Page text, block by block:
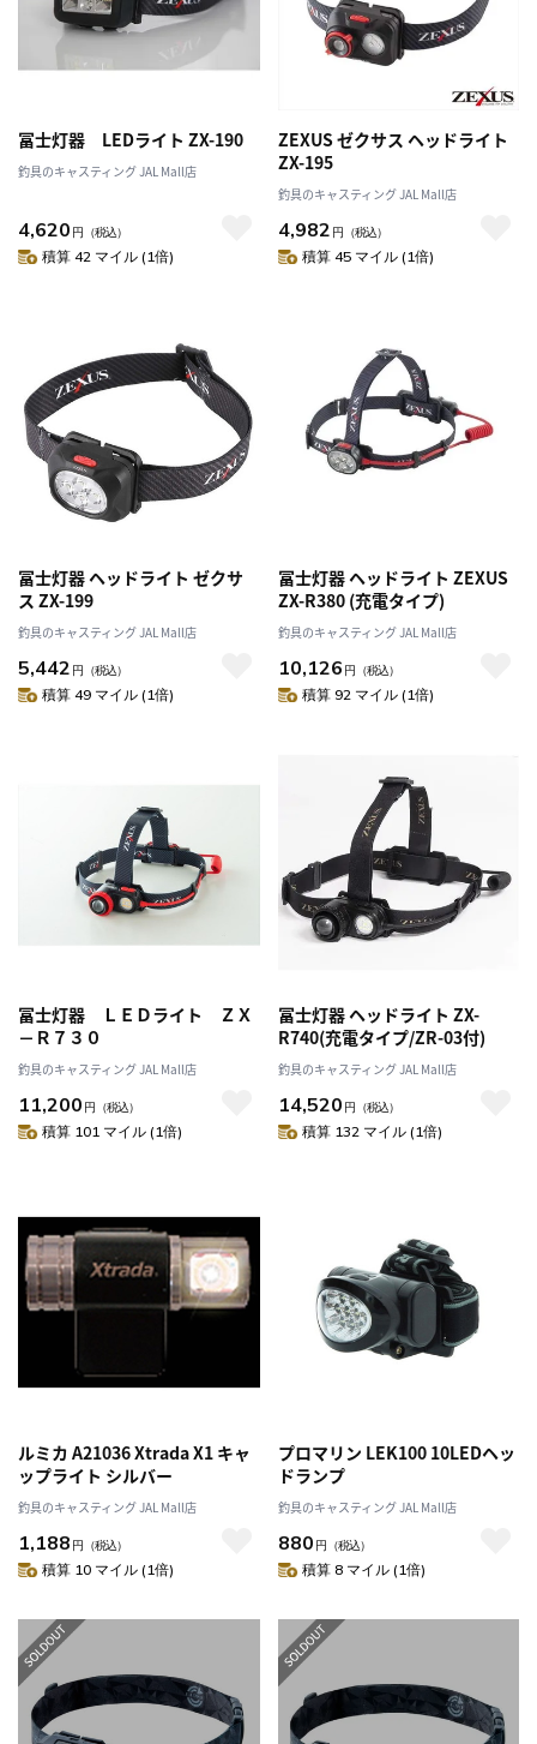
冨士灯器 LEDライト ZX-190
釣具のキャスティング JAL Mall店
4,620 円 （税込）
積算 42 マイル (1倍)
ZEXUS ゼクサス ヘッドライト
ZX-195
釣具のキャスティング JAL Mall店
4,982 円 （税込）
積算 45 マイル (1倍)
冨士灯器 ヘッドライト ゼクサ
ス ZX-199
釣具のキャスティング JAL Mall店
5,442 円 （税込）
積算 49 マイル (1倍)
冨士灯器 ヘッドライト ZEXUS
ZX-R380 (充電タイプ)
釣具のキャスティング JAL Mall店
10,126 円 （税込）
積算 92 マイル (1倍)
冨士灯器 ＬＥＤライト ＺＸ
－Ｒ７３０
釣具のキャスティング JAL Mall店
11,200 円 （税込）
積算 101 マイル (1倍)
冨士灯器 ヘッドライト ZX-
R740(充電タイプ/ZR-03付)
釣具のキャスティング JAL Mall店
14,520 円 （税込）
積算 132 マイル (1倍)
ルミカ A21036 Xtrada X1 キャ
ップライト シルバー
釣具のキャスティング JAL Mall店
1,188 円 （税込）
積算 10 マイル (1倍)
プロマリン LEK100 10LEDヘッ
ドランプ
釣具のキャスティング JAL Mall店
880 円 （税込）
積算 8 マイル (1倍)